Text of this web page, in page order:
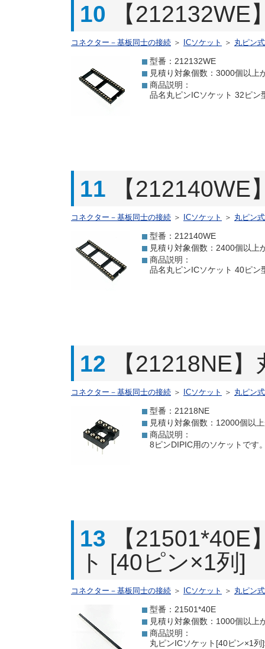
10 【
コネクター－基板同士の接続 ＞ ICソケット ＞ 丸ピン
型番：212132WE
見積り対象個数：3000個以上
商品説明：
品名丸ピンICソケット 32ピ
11 【
コネクター－基板同士の接続 ＞ ICソケット ＞ 丸ピン
型番：212140WE
見積り対象個数：2400個以上
商品説明：
品名丸ピンICソケット 40ピ
12 【21218NE
コネクター－基板同士の接続 ＞ ICソケット ＞ 丸ピン
型番：21218NE
見積り対象個数：12000個以
商品説明：
8ピンDIPIC用のソケットです
13
【
ト [40ピン×1列]
コネクター－基板同士の接続 ＞ ICソケット ＞ 丸ピン
型番：21501*40E
見積り対象個数：1000個以上
商品説明：
丸ピンICソケット[40ピン×1